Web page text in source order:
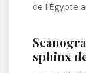
de l'Égypte
sphinx